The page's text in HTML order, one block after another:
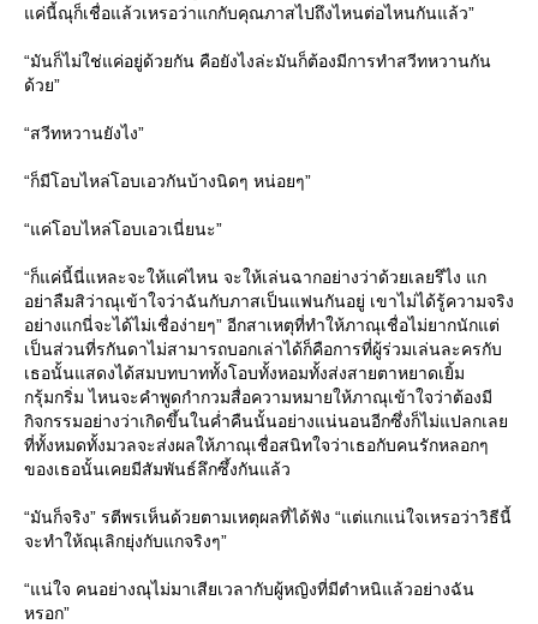
แค่นี้ณุก็เชื่อแล้วเหรอว่าแกกับคุณภาสไปถึงไหนต่อไหนกันแล้ว”
“มันก็ไม่ใช่แค่อยู่ด้วยกัน คือยังไงล่ะมันก็ต้องมีการทำสวีทหวานกัน
ด้วย”
“สวีทหวานยังไง”
“ก็มีโอบไหล่โอบเอวกันบ้างนิดๆ หน่อยๆ”
“แค่โอบไหล่โอบเอวเนี่ยนะ”
“ก็แค่นี้นี่แหละจะให้แค่ไหน จะให้เล่นฉากอย่างว่าด้วยเลยรึไง แก
อย่าลืมสิว่าณุเข้าใจว่าฉันกับภาสเป็นแฟนกันอยู่ เขาไม่ได้รู้ความจริง
อย่างแกนี่จะได้ไม่เชื่อง่ายๆ” อีกสาเหตุที่ทำให้ภาณุเชื่อไม่ยากนักแต่
เป็นส่วนที่รกันดาไม่สามารถบอกเล่าได้ก็คือการที่ผู้ร่วมเล่นละครกับ
เธอนั้นแสดงได้สมบทบาททั้งโอบทั้งหอมทั้งส่งสายตาหยาดเยิ้ม
กรุ้มกริ่ม ไหนจะคำพูดกำกวมสื่อความหมายให้ภาณุเข้าใจว่าต้องมี
กิจกรรมอย่างว่าเกิดขึ้นในค่ำคืนนั้นอย่างแน่นอนอีกซึ่งก็ไม่แปลกเลย
ที่ทั้งหมดทั้งมวลจะส่งผลให้ภาณุเชื่อสนิทใจว่าเธอกับคนรักหลอกๆ
ของเธอนั้นเคยมีสัมพันธ์ลึกซึ้งกันแล้ว
“มันก็จริง” รตีพรเห็นด้วยตามเหตุผลที่ได้ฟัง “แต่แกแน่ใจเหรอว่าวิธีนี้
จะทำให้ณุเลิกยุ่งกับแกจริงๆ”
“แน่ใจ คนอย่างณุไม่มาเสียเวลากับผู้หญิงที่มีตำหนิแล้วอย่างฉัน
หรอก”